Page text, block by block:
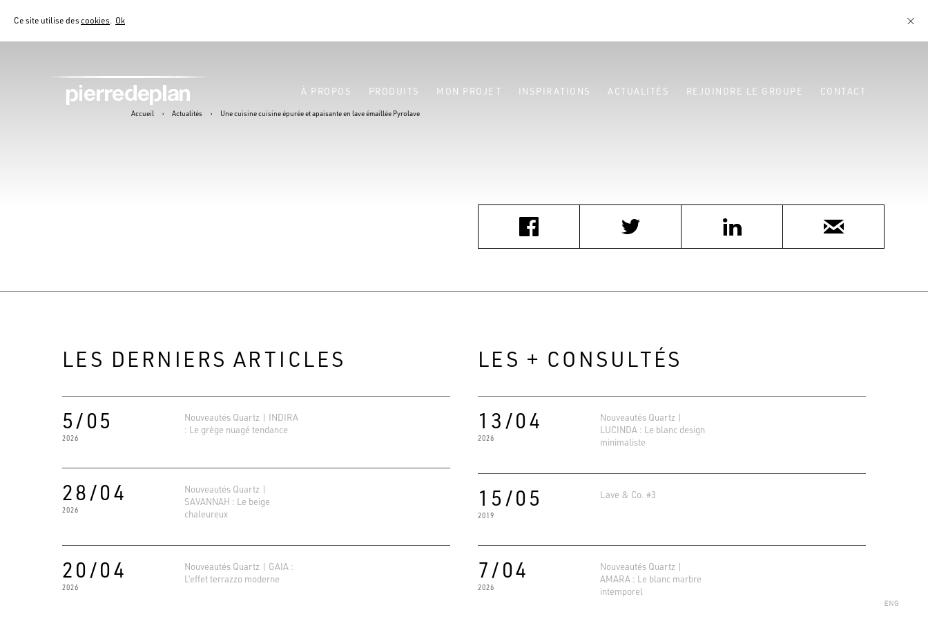
Ce site utilise descookies. Ok
À PROPOS PRODUITS MON PROJET INSPIRATIONS ACTUALITÉS REJOINDRE LE GROUPE CONTACT
Accueil › Actualités › Une cuisine cuisine épurée et apaisante en lave émaillée Pyrolave
LES DERNIERS ARTICLES
5/05
2026
Nouveautés Quartz | INDIRA
: Le grège nuagé tendance
28/04
2026
Nouveautés Quartz |
SAVANNAH : Le beige
chaleureux
20/04
2026
Nouveautés Quartz | GAIA :
L’effet terrazzo moderne
LES + CONSULTÉS
13/04
2026
Nouveautés Quartz |
LUCINDA : Le blanc design
minimaliste
15/05
2019
Lave & Co. #3
7/04
2026
Nouveautés Quartz |
AMARA : Le blanc marbre
intemporel
4.6